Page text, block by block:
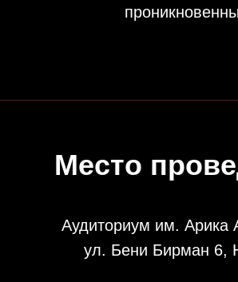
Место
Аудиториум им. Арика
ул. Бени Бирман 6,